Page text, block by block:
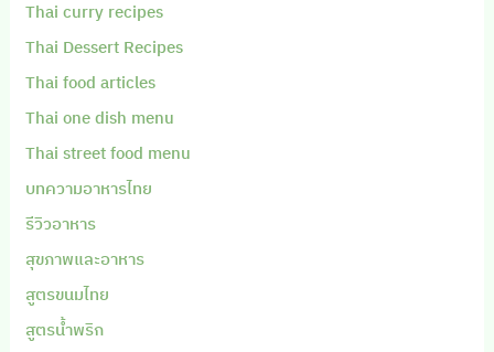
Thai curry recipes
Thai Dessert Recipes
Thai food articles
Thai one dish menu
Thai street food menu
บทความอาหารไทย
รีวิวอาหาร
สุขภาพและอาหาร
สูตรขนมไทย
สูตรน้ำพริก